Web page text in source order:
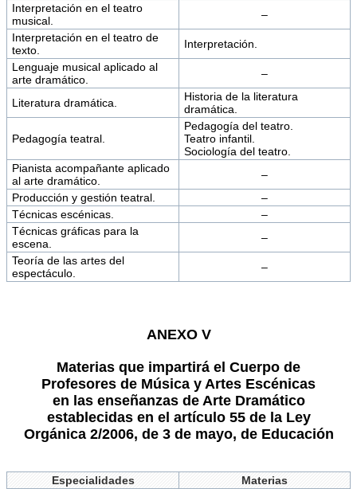
Interpretación en el teatro
musical.
–
Interpretación en el teatro de
texto.
Interpretación.
Lenguaje musical aplicado al
arte dramático.
–
Literatura dramática.
Historia de la literatura
dramática.
Pedagogía teatral.
Pedagogía del teatro.
Teatro infantil.
Sociología del teatro.
Pianista acompañante aplicado
al arte dramático.
–
Producción y gestión teatral.
–
Técnicas escénicas.
–
Técnicas gráficas para la
escena.
–
Teoría de las artes del
espectáculo.
–
ANEXO V
Materias que impartirá el Cuerpo de
Profesores de Música y Artes Escénicas
en las enseñanzas de Arte Dramático
establecidas en el artículo 55 de la Ley
Orgánica 2/2006, de 3 de mayo, de Educación
Especialidades
Materias